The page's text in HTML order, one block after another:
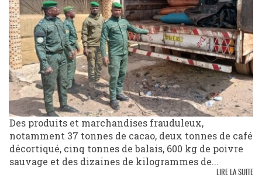
Des produits et marchandises frauduleux,
notamment 37 tonnes de cacao, deux tonnes de café
décortiqué, cinq tonnes de balais, 600 kg de poivre
sauvage et des dizaines de kilogrammes de...
LIRE LA SUITE